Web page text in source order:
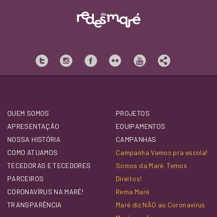
QUEM SOMOS
APRESENTAÇÃO
NOSSA HISTÓRIA
COMO ATUAMOS
TECEDORAS E TECEDORES
PARCEIROS
CORONAVÍRUS NA MARÉ!
TRANSPARÊNCIA
PROJETOS
EQUIPAMENTOS
CAMPANHAS
Campanha Vamos pra escola!
Somos da Maré. Temos
Direitos!
Rema Maré
Maré diz NÃO ao Coronavírus